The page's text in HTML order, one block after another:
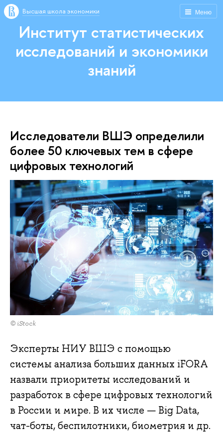
Меню
Высшая школа экономики
Институт статистических
исследований и экономики
знаний
Исследователи ВШЭ определили
более 50 ключевых тем в сфере
цифровых технологий
© iStock
Эксперты НИУ ВШЭ с помощью
системы анализа больших данных iFORA
назвали приоритеты исследований и
разработок в сфере цифровых технологий
в России и мире. В их числе — Big Data,
чат-боты, беспилотники, биометрия и др.